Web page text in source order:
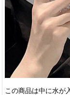
この商品は中に水が